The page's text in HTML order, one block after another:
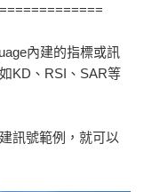
內建的指標或訊
KD、RSI、SAR等
訊號範例，就可以